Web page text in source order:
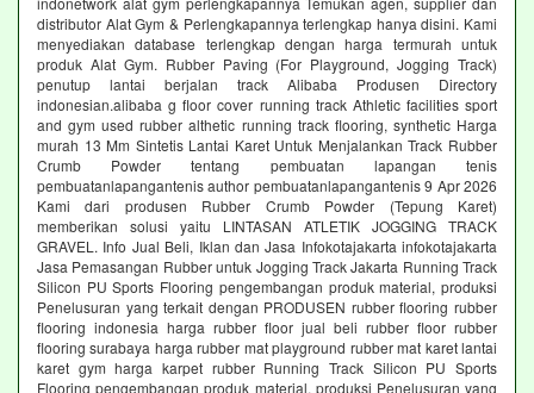
distributor Alat Gym & Perlengkapannya terlengkap hanya disini. Kami
menyediakan database terlengkap dengan harga termurah untuk
produk Alat Gym. Rubber Paving (For Playground, Jogging Track)
penutup lantai berjalan track Alibaba Produsen Directory
indonesian.alibaba g floor cover running track Athletic facilities sport
and gym used rubber althetic running track flooring, synthetic Harga
murah 13 Mm Sintetis Lantai Karet Untuk Menjalankan Track Rubber
Crumb Powder tentang pembuatan lapangan tenis
pembuatanlapangantenis author pembuatanlapangantenis 9 Apr 2026
Kami dari produsen Rubber Crumb Powder (Tepung Karet)
memberikan solusi yaitu LINTASAN ATLETIK JOGGING TRACK
GRAVEL. Info Jual Beli, Iklan dan Jasa Infokotajakarta infokotajakarta
Jasa Pemasangan Rubber untuk Jogging Track Jakarta Running Track
Silicon PU Sports Flooring pengembangan produk material, produksi
Penelusuran yang terkait dengan PRODUSEN rubber flooring rubber
flooring indonesia harga rubber floor jual beli rubber floor rubber
flooring surabaya harga rubber mat playground rubber mat karet lantai
karet gym harga karpet rubber Running Track Silicon PU Sports
Flooring pengembangan produk material, produksi Penelusuran yang